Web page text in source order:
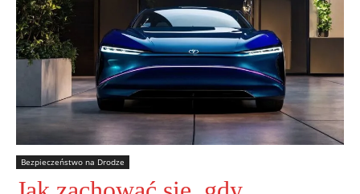
Bezpieczeństwo na Drodze